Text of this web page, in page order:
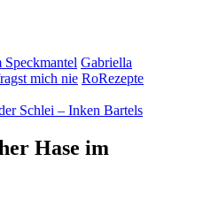
Speckmantel Gabriella
mich nie RoRezepte
Schlei – Inken Bartels
Hase im